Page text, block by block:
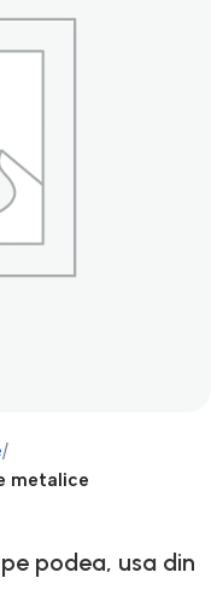
metalice
podea, usa din